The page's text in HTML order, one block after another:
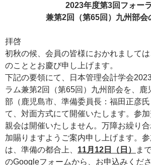
2023年度第3回フォー
兼第2回（第65回）九州部会
拝啓
初秋の候、会員の皆様におかれまして
のこととお慶び申し上げます。
下記の要領にて、日本管理会計学会
ラム兼第2回（第65回）九州部会を、鹿
部（鹿児島市、準備委員長：福田正彦
て、対面方式にて開催いたします。参
親会は開催いたしません。万障お繰り
加賜りますようご案内申し上げます。
は、準備の都合上、 11月12 日（日）
ま
のGoogleフォームから、お申込みくださ